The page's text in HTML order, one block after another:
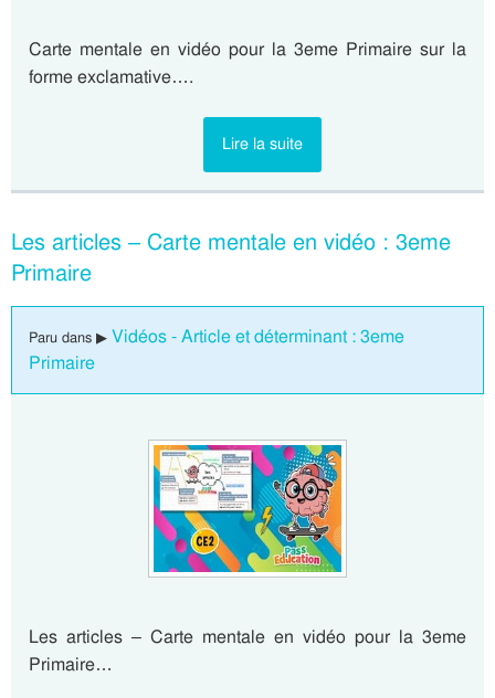
Carte mentale en vidéo pour la 3eme Primaire sur la
forme exclamative….
Lire la suite
Les articles – Carte mentale en vidéo : 3eme
Primaire
Paru dans ▶ Vidéos - Article et déterminant : 3eme
Primaire
Les articles – Carte mentale en vidéo pour la 3eme
Primaire…